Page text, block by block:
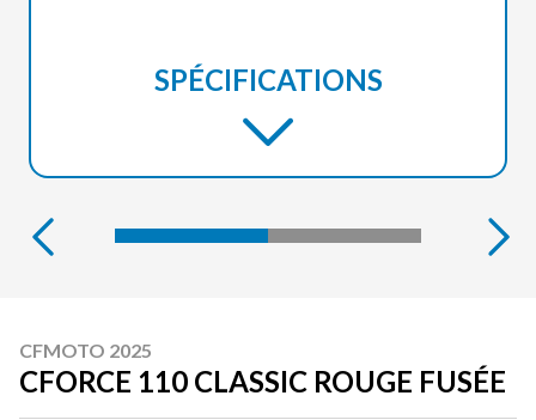
SPÉCIFICATIONS
CFMOTO 2025
CFORCE 110 CLASSIC ROUGE FUSÉE